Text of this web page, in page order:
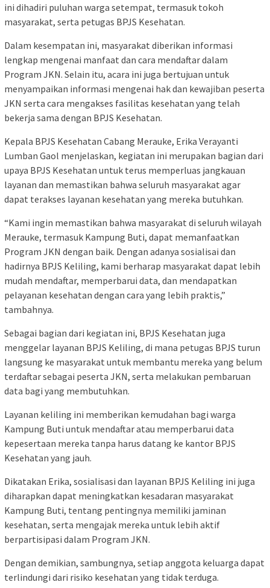
ini dihadiri puluhan warga setempat, termasuk tokoh
masyarakat, serta petugas BPJS Kesehatan.
Dalam kesempatan ini, masyarakat diberikan informasi
lengkap mengenai manfaat dan cara mendaftar dalam
Program JKN. Selain itu, acara ini juga bertujuan untuk
menyampaikan informasi mengenai hak dan kewajiban peserta
JKN serta cara mengakses fasilitas kesehatan yang telah
bekerja sama dengan BPJS Kesehatan.
Kepala BPJS Kesehatan Cabang Merauke, Erika Verayanti
Lumban Gaol menjelaskan, kegiatan ini merupakan bagian dari
upaya BPJS Kesehatan untuk terus memperluas jangkauan
layanan dan memastikan bahwa seluruh masyarakat agar
dapat terakses layanan kesehatan yang mereka butuhkan.
“Kami ingin memastikan bahwa masyarakat di seluruh wilayah
Merauke, termasuk Kampung Buti, dapat memanfaatkan
Program JKN dengan baik. Dengan adanya sosialisai dan
hadirnya BPJS Keliling, kami berharap masyarakat dapat lebih
mudah mendaftar, memperbarui data, dan mendapatkan
pelayanan kesehatan dengan cara yang lebih praktis,”
tambahnya.
Sebagai bagian dari kegiatan ini, BPJS Kesehatan juga
menggelar layanan BPJS Keliling, di mana petugas BPJS turun
langsung ke masyarakat untuk membantu mereka yang belum
terdaftar sebagai peserta JKN, serta melakukan pembaruan
data bagi yang membutuhkan.
Layanan keliling ini memberikan kemudahan bagi warga
Kampung Buti untuk mendaftar atau memperbarui data
kepesertaan mereka tanpa harus datang ke kantor BPJS
Kesehatan yang jauh.
Dikatakan Erika, sosialisasi dan layanan BPJS Keliling ini juga
diharapkan dapat meningkatkan kesadaran masyarakat
Kampung Buti, tentang pentingnya memiliki jaminan
kesehatan, serta mengajak mereka untuk lebih aktif
berpartisipasi dalam Program JKN.
Dengan demikian, sambungnya, setiap anggota keluarga dapat
terlindungi dari risiko kesehatan yang tidak terduga.